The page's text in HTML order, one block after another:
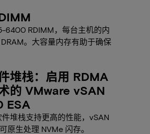
6400 RDIMM，每台主机的内
。大容量内存有助于确保
堆栈：启用 RDMA
的 VMware vSAN
ESA
件堆栈支持更高的性能，vSAN
原生处理 NVMe 闪存。